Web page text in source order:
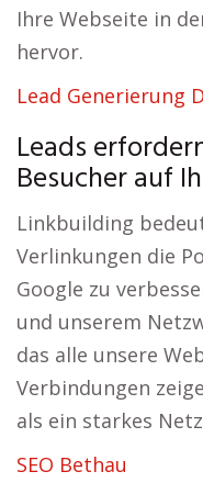
Ihre Webseite in
hervor.
Lead Generierung
Leads
Besucher auf
Linkbuilding
Verlinkungen die
Google zu
und unserem
das alle unsere
Verbindungen
als ein starkes
SEO Bethau